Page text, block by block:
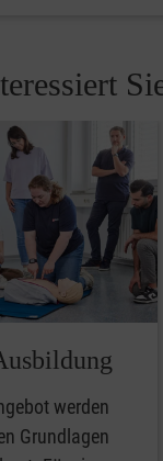
werden
Grundlagen